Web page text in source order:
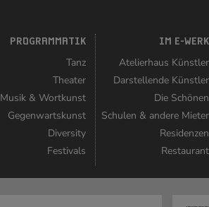
PROGRAMMATIK
Tanz
Theater
Musik & Wortkunst
Gegenwartskunst
Diversity
Festivals
IM E-WERK
Atelierhaus Künstler
Darstellende Künstler
Die Schönen
Schulen & andere Mieter
Residenzen
Restaurant